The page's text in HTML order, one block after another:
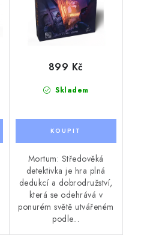
Skladem
899 Kč
Mortum: Středověká
detektivka je hra plná
dedukcí a dobrodružství,
která se odehrává v
ponurém světě utvářeném
podle...